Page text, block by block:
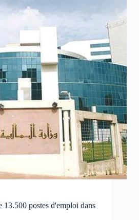
postes d'emploi dans